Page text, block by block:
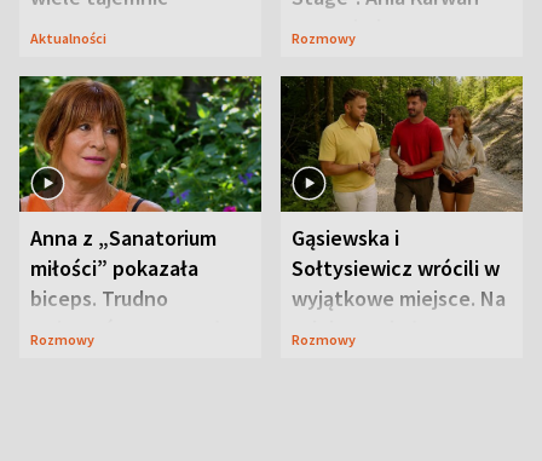
Aktualności
zapowiada
Rozmowy
Anna z „Sanatorium
miłości” pokazała
biceps. Trudno
uwierzyć, co przeszła
Rozmowy
Gąsiewska i
Sołtysiewicz wrócili w
wyjątkowe miejsce. Na
szlaku czekał
Rozmowy